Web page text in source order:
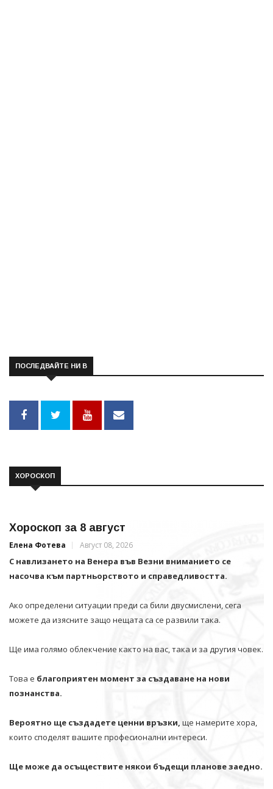
ПОСЛЕДВАЙТЕ НИ В
ХОРОСКОП
Хороскоп за 8 август
Елена Фотева Август 08, 2026
С навлизането на Венера във Везни вниманието се
насочва към партньорството и справедливостта.
Ако определени ситуации преди са били двусмислени, сега
можете да изясните защо нещата са се развили така.
Ще има голямо облекчение както на вас, така и за другия човек.
Това е благоприятен момент за създаване на нови
познанства.
Вероятно ще създадете ценни връзки, ще намерите хора,
които споделят вашите професионални интереси.
Ще може да осъществите някои бъдещи планове заедно.